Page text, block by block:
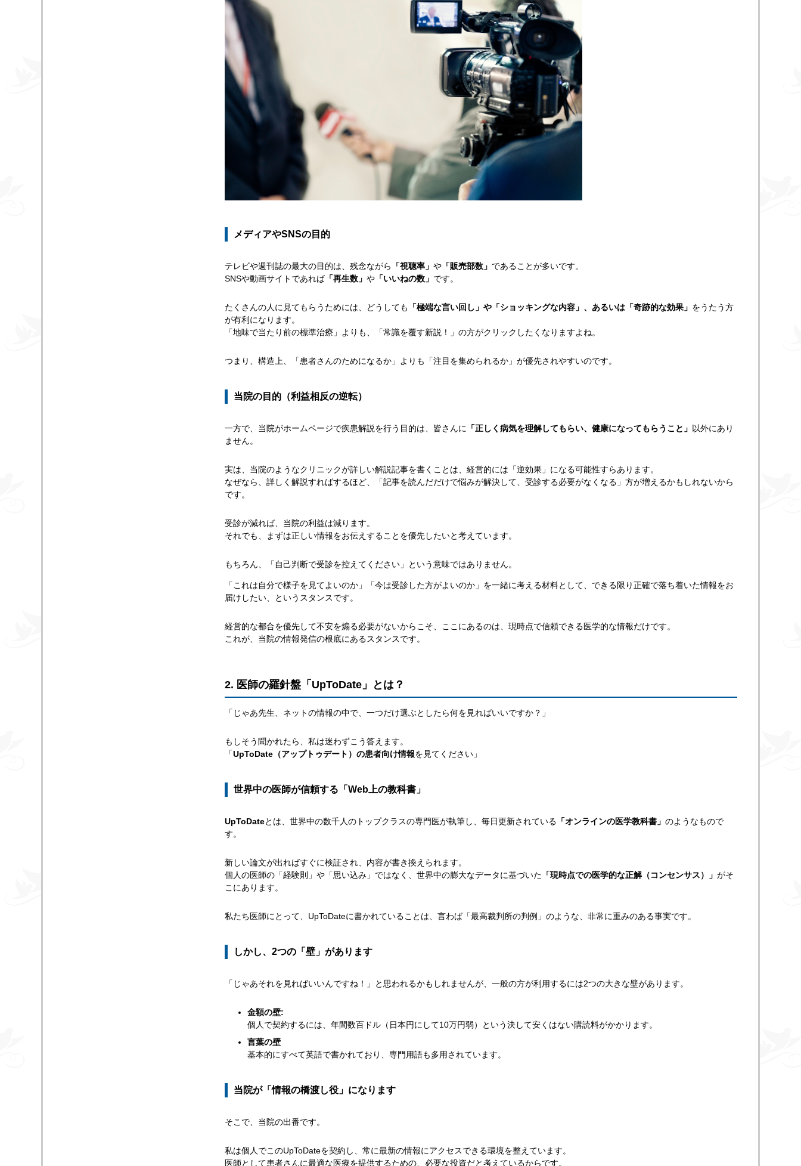
メディアやSNSの目的
テレビや週刊誌の最大の目的は、残念ながら 「視聴率」 や 「販売部数」 であることが多いです。
SNSや動画サイトであれば「再生数」 や 「いいねの数」 です。
たくさんの人に見てもらうためには、どうしても 「極端な言い回し」や「ショッキングな内容」、あるいは「奇跡的な効果」 をうたう方
が有利になります。
「地味で当たり前の標準治療」よりも、「常識を覆す新説！」の方がクリックしたくなりますよね。
つまり、構造上、「患者さんのためになるか」よりも「注目を集められるか」が優先されやすいのです。
当院の目的（利益相反の逆転）
一方で、当院がホームページで疾患解説を行う目的は、皆さんに 「正しく病気を理解してもらい、健康になってもらうこと」 以外にあり
ません。
実は、当院のようなクリニックが詳しい解説記事を書くことは、経営的には「逆効果」になる可能性すらあります。
なぜなら、詳しく解説すればするほど、「記事を読んだだけで悩みが解決して、受診する必要がなくなる」方が増えるかもしれないから
です。
受診が減れば、当院の利益は減ります。
それでも、まずは正しい情報をお伝えすることを優先したいと考えています。
もちろん、「自己判断で受診を控えてください」という意味ではありません。
「これは自分で様子を見てよいのか」「今は受診した方がよいのか」を一緒に考える材料として、できる限り正確で落ち着いた情報をお
届けしたい、というスタンスです。
経営的な都合を優先して不安を煽る必要がないからこそ、ここにあるのは、現時点で信頼できる医学的な情報だけです。
これが、当院の情報発信の根底にあるスタンスです。
2. 医師の羅針盤「UpToDate」とは？
「じゃあ先生、ネットの情報の中で、一つだけ選ぶとしたら何を見ればいいですか？」
もしそう聞かれたら、私は迷わずこう答えます。
「UpToDate（アップトゥデート）の患者向け情報を見てください」
世界中の医師が信頼する「Web上の教科書」
UpToDateとは、世界中の数千人のトップクラスの専門医が執筆し、毎日更新されている 「オンラインの医学教科書」 のようなもので
す。
新しい論文が出ればすぐに検証され、内容が書き換えられます。
個人の医師の「経験則」や「思い込み」ではなく、世界中の膨大なデータに基づいた 「現時点での医学的な正解（コンセンサス）」 がそ
こにあります。
私たち医師にとって、UpToDateに書かれていることは、言わば「最高裁判所の判例」のような、非常に重みのある事実です。
しかし、2つの「壁」があります
「じゃあそれを見ればいいんですね！」と思われるかもしれませんが、一般の方が利用するには2つの大きな壁があります。
金額の壁:
個人で契約するには、年間数百ドル（日本円にして10万円弱）という決して安くはない購読料がかかります。
言葉の壁
基本的にすべて英語で書かれており、専門用語も多用されています。
当院が「情報の橋渡し役」になります
そこで、当院の出番です。
私は個人でこのUpToDateを契約し、常に最新の情報にアクセスできる環境を整えています。
医師として患者さんに最適な医療を提供するための、必要な投資だと考えているからです。